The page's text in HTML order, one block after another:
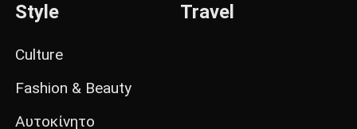
Style
Culture
Fashion & Beauty
Αυτοκίνητο
Travel